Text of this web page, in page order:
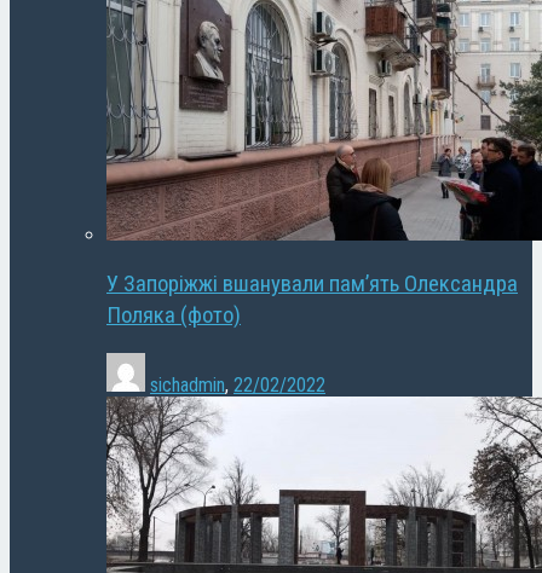
У Запоріжжі вшанували пам’ять Олександра
Поляка (фото)
sichadmin, 22/02/2022